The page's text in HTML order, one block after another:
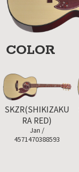
COLOR
SKZR(SHIKIZAKU
RA RED)
Jan /
4571470388593